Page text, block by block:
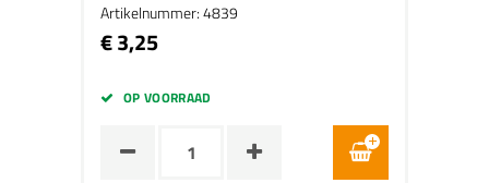
Artikelnummer: 4839
€ 3,25
OP VOORRAAD